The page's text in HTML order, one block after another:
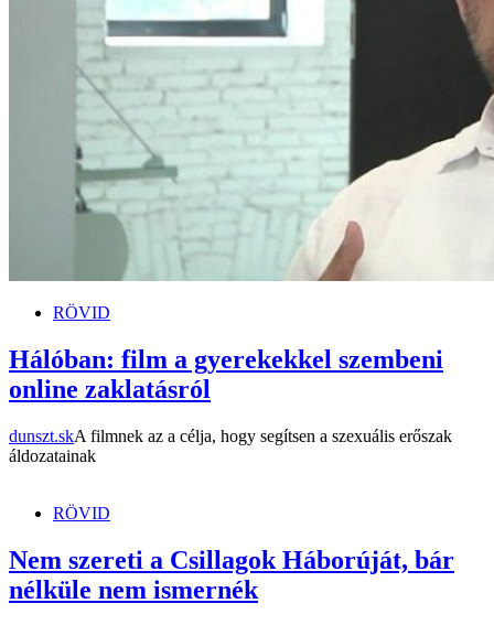
RÖVID
Hálóban: film a gyerekekkel szembeni
online zaklatásról
dunszt.skA filmnek az a célja, hogy segítsen a szexuális erőszak
áldozatainak
RÖVID
Nem szereti a Csillagok Háborúját, bár
nélküle nem ismernék